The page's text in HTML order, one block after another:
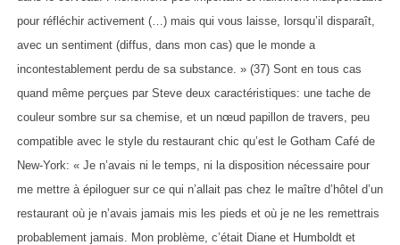
pour réfléchir activement (…) mais qui vous laisse, lorsqu’il disparaît,
avec un sentiment (diffus, dans mon cas) que le monde a
incontestablement perdu de sa substance. » (37) Sont en tous cas
quand même perçues par Steve deux caractéristiques: une tache de
couleur sombre sur sa chemise, et un nœud papillon de travers, peu
compatible avec le style du restaurant chic qu’est le Gotham Café de
New-York: « Je n’avais ni le temps, ni la disposition nécessaire pour
me mettre à épiloguer sur ce qui n’allait pas chez le maître d’hôtel d’un
restaurant où je n’avais jamais mis les pieds et où je ne les remettrais
probablement jamais. Mon problème, c’était Diane et Humboldt et